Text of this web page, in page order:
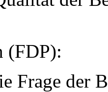
(FDP):
Frage der